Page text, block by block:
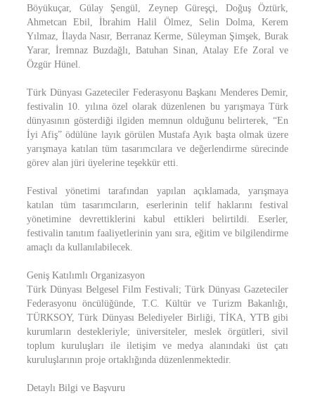
Böyükuçar, Gülay Şengül, Zeynep Güreşçi, Doğuş Öztürk,
Ahmetcan Ebil, İbrahim Halil Ölmez, Selin Dolma, Kerem
Yılmaz, İlayda Nasır, Berranaz Kerme, Süleyman Şimşek, Burak
Yarar, İremnaz Buzdağlı, Batuhan Sinan, Atalay Efe Zoral ve
Özgür Hünel.
Türk Dünyası Gazeteciler Federasyonu Başkanı Menderes Demir,
festivalin 10. yılına özel olarak düzenlenen bu yarışmaya Türk
dünyasının gösterdiği ilgiden memnun olduğunu belirterek, “En
İyi Afiş” ödülüne layık görülen Mustafa Ayık başta olmak üzere
yarışmaya katılan tüm tasarımcılara ve değerlendirme sürecinde
görev alan jüri üyelerine teşekkür etti.
Festival yönetimi tarafından yapılan açıklamada, yarışmaya
katılan tüm tasarımcıların, eserlerinin telif haklarını festival
yönetimine devrettiklerini kabul ettikleri belirtildi. Eserler,
festivalin tanıtım faaliyetlerinin yanı sıra, eğitim ve bilgilendirme
amaçlı da kullanılabilecek.
Geniş Katılımlı Organizasyon
Türk Dünyası Belgesel Film Festivali; Türk Dünyası Gazeteciler
Federasyonu öncülüğünde, T.C. Kültür ve Turizm Bakanlığı,
TÜRKSOY, Türk Dünyası Belediyeler Birliği, TİKA, YTB gibi
kurumların destekleriyle; üniversiteler, meslek örgütleri, sivil
toplum kuruluşları ile iletişim ve medya alanındaki üst çatı
kuruluşlarının proje ortaklığında düzenlenmektedir.
Detaylı Bilgi ve Başvuru